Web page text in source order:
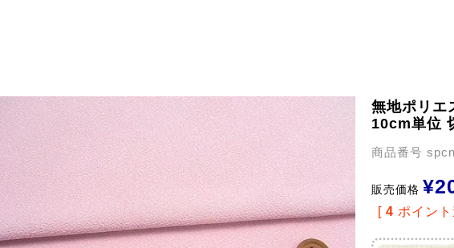
無地ポリエ
10cm単位
商品番号
販売価格 ¥
[ 4 ポイン